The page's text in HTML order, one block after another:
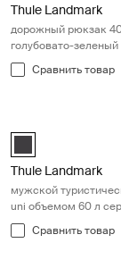
Thule Landmark
дорожный рюкзак
голубовато-зеленый
Сравнить товар
Thule Landmark
Thule Landmark
мужской
uni объемом 60 л
Сравнить товар